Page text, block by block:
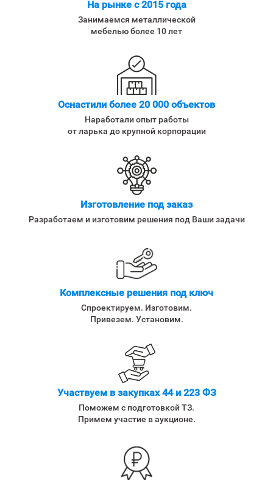
На рынке с 2015 года
Занимаемся металлической
мебелью более 10 лет
Оснастили более 20 000 объектов
Наработали опыт работы
от ларька до крупной корпорации
Изготовление под заказ
Разработаем и изготовим решения под Ваши задачи
Комплексные решения под ключ
Спроектируем. Изготовим.
Привезем. Установим.
Участвуем в закупках 44 и 223 ФЗ
Поможем с подготовкой ТЗ.
Примем участие в аукционе.